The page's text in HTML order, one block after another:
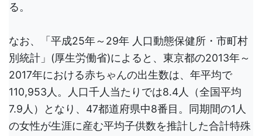
る。
なお、「平成25年～29年 人口動態保健所・市町村
別統計」(厚生労働省)によると、東京都の2013年～
2017年における赤ちゃんの出生数は、年平均で
110,953人。人口千人当たりでは8.4人（全国平均
7.9人）となり、47都道府県中8番目。同期間の1人
の女性が生涯に産む平均子供数を推計した合計特殊